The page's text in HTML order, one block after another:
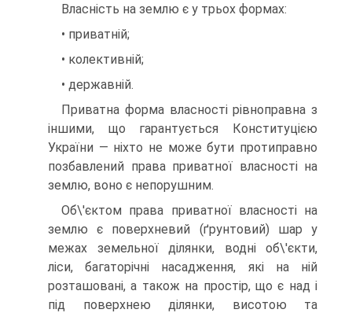
Власність на землю є у трьох формах:
• приватній;
• колективній;
• державній.
Приватна форма власності рівноправна з
іншими, що гаран­тується Конституцією
України — ніхто не може бути протиправно
позбавлений права приватної власності на
землю, воно є непоруш­ним.
Об\'єктом права приватної власності на
землю є поверхневий (ґрунтовий) шар у
межах земельної ділянки, водні об\'єкти,
ліси, багаторічні насадження, які на ній
розташовані, а також на простір, що є над і
під поверхнею ділянки, висотою та